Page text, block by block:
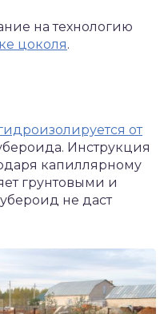
на технологию
цоколя.
от
Инструкция
капиллярному
грунтовыми и
не даст